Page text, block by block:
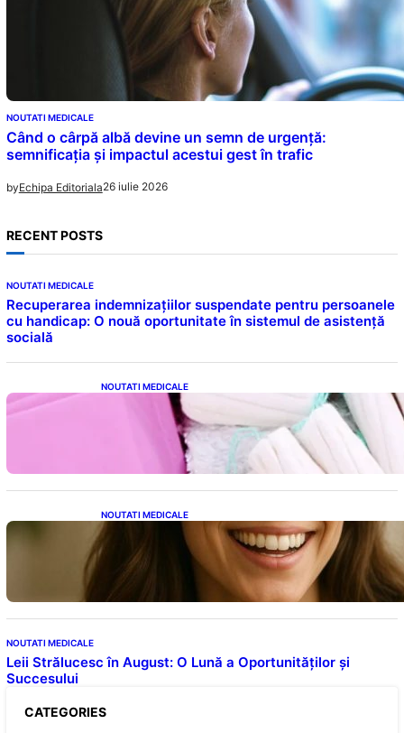
NOUTATI MEDICALE
Când o cârpă albă devine un semn de urgență:
semnificația și impactul acestui gest în trafic
byEchipa Editoriala26 iulie 2026
RECENT POSTS
NOUTATI MEDICALE
Recuperarea indemnizațiilor suspendate pentru persoanele
cu handicap: O nouă oportunitate în sistemul de asistență
socială
NOUTATI MEDICALE
Tampoanele menstruale: O analiză profundă
a riscurilor legate de metale toxice
NOUTATI MEDICALE
Ceaiul – Băutura care protejează inima:
Descoperiri recente despre beneficiile
consumului zilnic
NOUTATI MEDICALE
Leii Strălucesc în August: O Lună a Oportunităților și
Succesului
CATEGORIES